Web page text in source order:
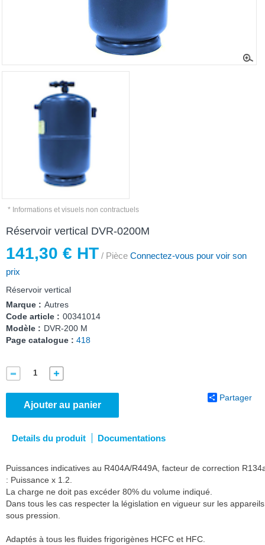
* Informations et visuels non contractuels
Réservoir vertical DVR-0200M
141,30 € HT / Pièce Connectez-vous pour voir son
prix
Réservoir vertical
Marque : Autres
Code article : 00341014
Modèle : DVR-200 M
Page catalogue : 418
Ajouter au panier
Partager
Details du produit Documentations
Puissances indicatives au R404A/R449A, facteur de correction
: Puissance x 1.2.
La charge ne doit pas excéder 80% du volume indiqué.
Dans tous les cas respecter la législation en vigueur sur les appareils
sous pression.
Adaptés à tous les fluides frigorigènes HCFC et HFC.